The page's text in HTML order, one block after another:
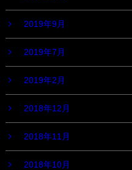
2019年9月
2019年7月
2019年2月
2018年12月
2018年11月
2018年10月